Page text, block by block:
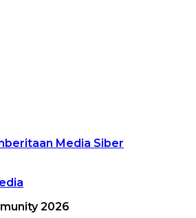
Media Siber
2026